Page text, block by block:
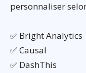
personnaliser
✅ Bright Analytics
✅ Causal
✅ DashThis